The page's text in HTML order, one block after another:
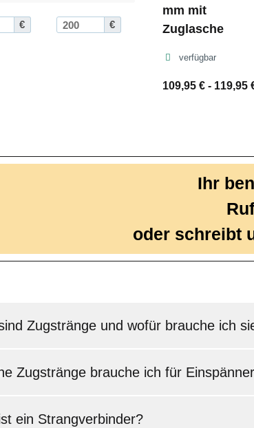
€ €
mm mit
Zuglasche
verfügbar
109,95 € - 119,95
Ihr
oder schreibt
Zugstränge und wofür brauche ich
Zugstränge brauche ich für
ein Strangverbinder?